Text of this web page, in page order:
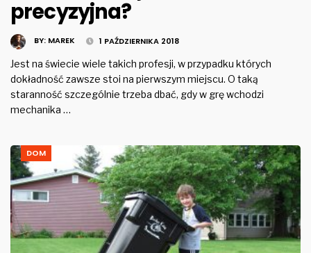
precyzyjna?
BY: MAREK 1 PAŹDZIERNIKA 2018
Jest na świecie wiele takich profesji, w przypadku których
dokładność zawsze stoi na pierwszym miejscu. O taką
staranność szczególnie trzeba dbać, gdy w grę wchodzi
mechanika …
DOM